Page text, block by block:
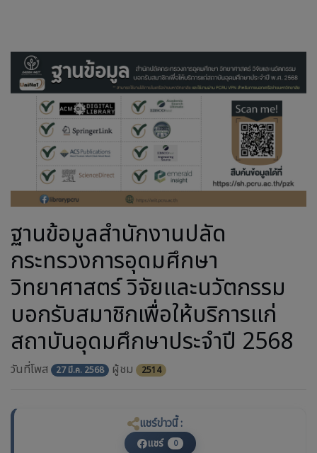
ฐานข้อมูลสำนักงานปลัด
กระทรวงการอุดมศึกษา
วิทยาศาสตร์ วิจัยและนวัตกรรม
บอกรับสมาชิกเพื่อให้บริการแก่
สถาบันอุดมศึกษาประจำปี 2568
วันที่โพส 27 มี.ค. 2568 ผู้ชม 2514
แชร์ข่าวนี้ :
แชร์ 0